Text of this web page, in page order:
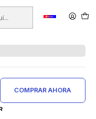
MIX
COMPRAR AHORA